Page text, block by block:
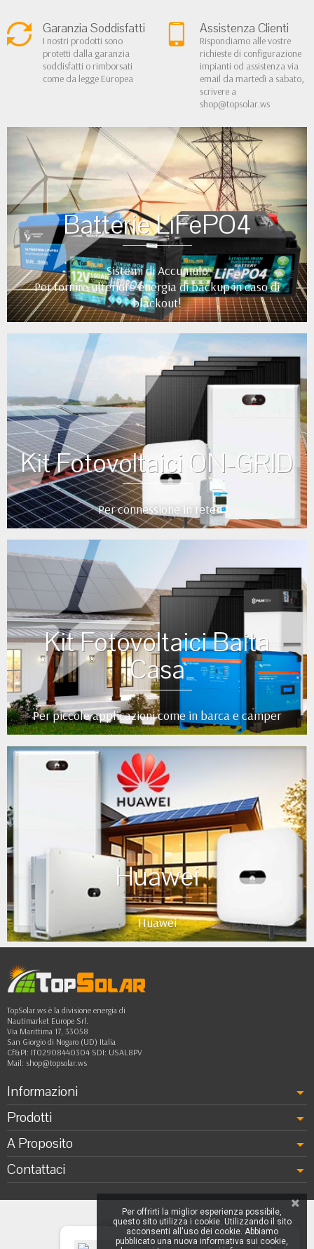
Garanzia Soddisfatti
I nostri prodotti sono
protetti dalla garanzia
soddisfatti o rimborsati
come da legge Europea
Assistenza Clienti
Rispondiamo alle vostre
richieste di configurazione
impianti od assistenza via
email da martedì a sabato,
scrivere a
shop@topsolar.ws
Batterie LiFePO4
Sistemi di Accumulo
Per fornire ulteriore energia di backup in caso di
blackout!
Kit Fotovoltaici ON-GRID
Per connessione in rete
Kit Fotovoltaici Baita
Casa
Per piccole applicazioni come in barca e camper
Huawei
Huawei
TopSolar.ws è la divisione energia di
Nautimarket Europe Srl.
Via Marittima 17, 33058
San Giorgio di Nogaro (UD) Italia
Cf&PI: IT02908440304 SDI: USAL8PV
Mail: shop@topsolar.ws
Informazioni
Prodotti
A Proposito
Contattaci
Per offrirti la miglior esperienza possibile,
questo sito utilizza i cookie. Utilizzando il sito
acconsenti all'uso dei cookie. Abbiamo
pubblicato una nuova informativa sui cookie,